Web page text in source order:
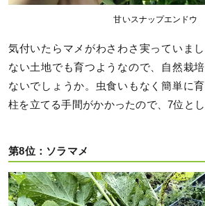
甘いスナップエンドウ
気付いたらマメがわさわさ実っていま
ない土地でも育つようなので、自然栽
ないでしょうか。虫食いもなく簡単に
柱を立てる手間がかかったので、7位とし
第8位：ソラマメ